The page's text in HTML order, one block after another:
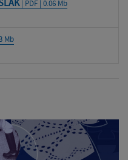
| PDF | 0.06 Mb
Mb